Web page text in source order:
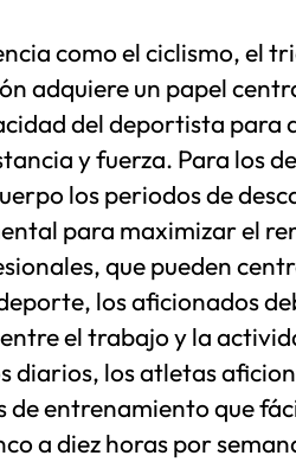
como el ciclismo, el
adquiere un papel
del deportista para
y fuerza. Para los
los periodos de
para maximizar el
que pueden
los aficionados
el trabajo y la
diarios, los atletas
de entrenamiento que
a diez horas por